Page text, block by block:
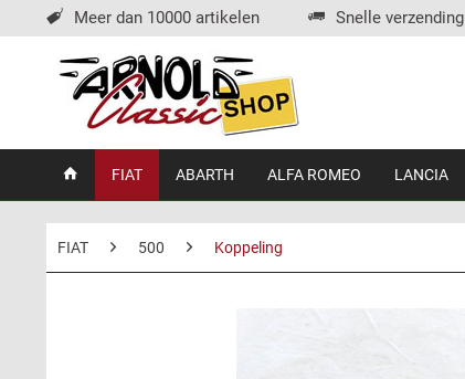
Meer dan 10000 artikelen Snelle verzending
FIAT ABARTH ALFA ROMEO LANCIA
FIAT 500 Koppeling